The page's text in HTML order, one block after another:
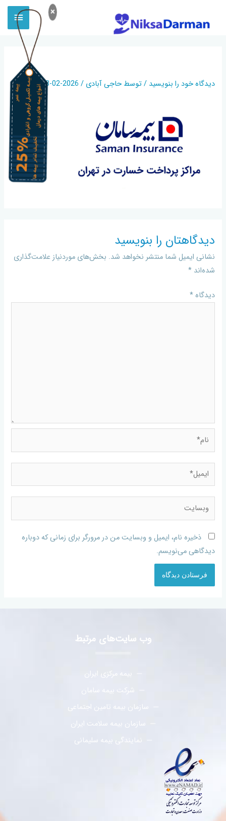
×
دیدگاه‌ خود را بنویسید / توسطحاجی آبادی/
2026-02-18
دیدگاهتان را بنویسید
نشانی ایمیل شما منتشر نخواهد شد. بخش‌های موردنیاز علامت‌گذاری
شده‌اند*
دیدگاه*
ذخیره نام، ایمیل و وبسایت من در مرورگر برای زمانی که دوباره
دیدگاهی می‌نویسم.
وب سایت‌های مرتبط
بیمه مرکزی ایران
شرکت بیمه سامان
سازمان بیمه تامین اجتماعی
سازمان بیمه سلامت ایران
نمایندگی بیمه سلیمانی